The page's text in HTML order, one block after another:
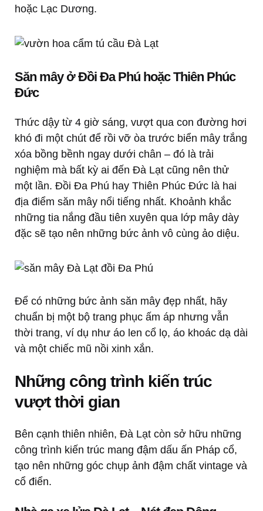
hoặc Lạc Dương.
Săn mây ở Đồi Đa Phú hoặc Thiên Phúc
Đức
Thức dậy từ 4 giờ sáng, vượt qua con đường hơi
khó đi một chút để rồi vỡ òa trước biển mây trắng
xóa bồng bềnh ngay dưới chân – đó là trải
nghiệm mà bất kỳ ai đến Đà Lạt cũng nên thử
một lần. Đồi Đa Phú hay Thiên Phúc Đức là hai
địa điểm săn mây nổi tiếng nhất. Khoảnh khắc
những tia nắng đầu tiên xuyên qua lớp mây dày
đặc sẽ tạo nên những bức ảnh vô cùng ảo diệu.
Để có những bức ảnh săn mây đẹp nhất, hãy
chuẩn bị một bộ trang phục ấm áp nhưng vẫn
thời trang, ví dụ như áo len cổ lọ, áo khoác dạ dài
và một chiếc mũ nồi xinh xắn.
Những công trình kiến trúc
vượt thời gian
Bên cạnh thiên nhiên, Đà Lạt còn sở hữu những
công trình kiến trúc mang đậm dấu ấn Pháp cổ,
tạo nên những góc chụp ảnh đậm chất vintage và
cổ điển.